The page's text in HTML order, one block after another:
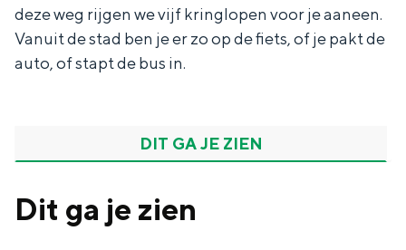
Provincie
Waddenkust
Natuurgebieden
deze weg rijgen we vijf kringlopen voor je aaneen.
Vanuit de stad ben je er zo op de fiets, of je pakt de
auto, of stapt de bus in.
DIT GA JE ZIEN
Dit ga je zien